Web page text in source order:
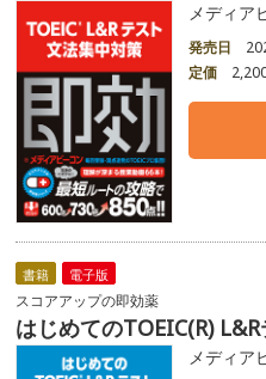
メディア
発売日
定価
書籍 電子版
スコアアップの即効薬
はじめてのTOEIC(R)
メディア